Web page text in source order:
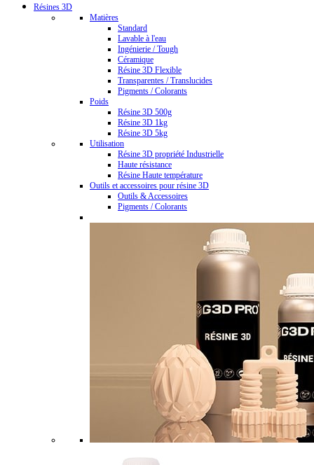
Résines 3D
Matières
Standard
Lavable à l'eau
Ingénierie / Tough
Céramique
Résine 3D Flexible
Transparentes / Translucides
Pigments / Colorants
Poids
Résine 3D 500g
Résine 3D 1kg
Résine 3D 5kg
Utilisation
Résine 3D propriété Industrielle
Haute résistance
Résine Haute température
Outils et accessoires pour résine 3D
Outils & Accessoires
Pigments / Colorants